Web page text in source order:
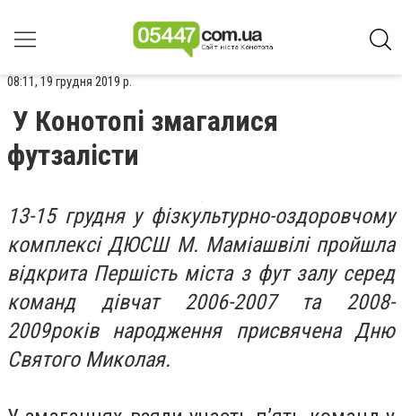
08:11, 19 грудня 2019 р.
У Конотопі змагалися
футзалісти
13-15 грудня у фізкультурно-оздоровчому
комплексі ДЮСШ М. Маміашвілі пройшла
відкрита Першість міста з фут залу серед
команд дівчат 2006-2007 та 2008-
2009років народження присвячена Дню
Святого Миколая.